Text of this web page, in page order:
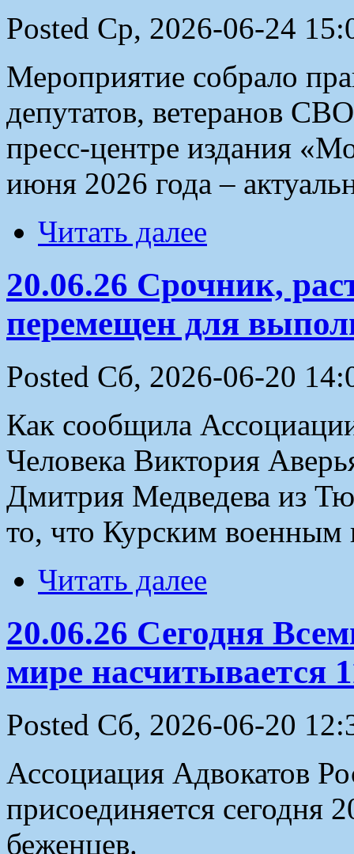
Posted Ср, 2026-06-24
Мероприятие собрало
депутатов, ветеранов
пресс-центре издания
июня 2026 года –
Читать далее
20.06.26 Срочник,
перемещен для
Posted Сб, 2026-06-20
Как сообщила
Человека Виктория
Дмитрия Медведева из
то, что Курским военным
Читать далее
20.06.26 Сегодня
мире насчитывается
Posted Сб, 2026-06-20
Ассоциация Адвокатов
присоединяется
беженцев.